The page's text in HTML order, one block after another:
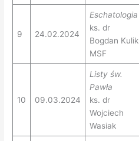
9 24.02.2024
Eschatologia
ks. dr
Bogdan Kulik
MSF
10 09.03.2024
Listy św.
Pawła
ks. dr
Wojciech
Wasiak